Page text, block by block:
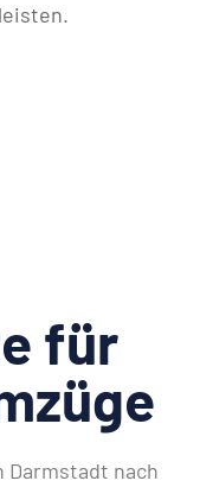
für
Darmstadt nach